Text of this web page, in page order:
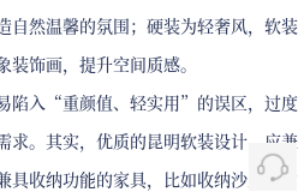
自然温馨的氛围；硬装为轻奢风，软装
饰画，提升空间质感。
陷入“重颜值、轻实用”的误区，过度
求。其实，优质的昆明软装设计，应兼
收纳功能的家具，比如收纳沙发、抽